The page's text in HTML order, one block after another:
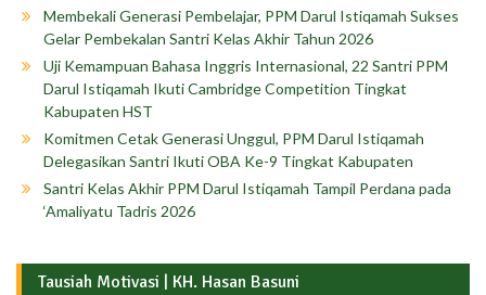
Membekali Generasi Pembelajar, PPM Darul Istiqamah Sukses
Gelar Pembekalan Santri Kelas Akhir Tahun 2026
Uji Kemampuan Bahasa Inggris Internasional, 22 Santri PPM
Darul Istiqamah Ikuti Cambridge Competition Tingkat
Kabupaten HST
Komitmen Cetak Generasi Unggul, PPM Darul Istiqamah
Delegasikan Santri Ikuti OBA Ke-9 Tingkat Kabupaten
Santri Kelas Akhir PPM Darul Istiqamah Tampil Perdana pada
‘Amaliyatu Tadris 2026
Tausiah Motivasi | KH. Hasan Basuni